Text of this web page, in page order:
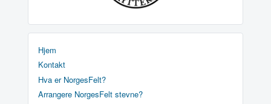
Hjem
Kontakt
Hva er NorgesFelt?
Arrangere NorgesFelt stevne?